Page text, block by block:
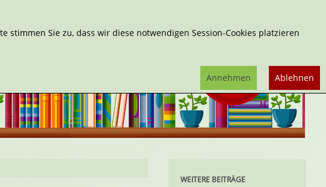
WEITERE BEITRÄGE
stimmen Sie zu, dass wir diese notwendigen Session-Cookies platzieren
Ablehnen
Annehmen